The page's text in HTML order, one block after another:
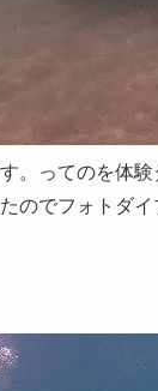
。ってのを体
のでフォトダイ